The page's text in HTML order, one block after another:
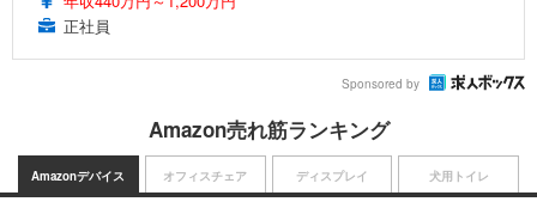
正社員
Sponsored by
Amazon売れ筋ランキング
Amazonデバイス オフィスチェア ディスプレイ 犬用トイレ